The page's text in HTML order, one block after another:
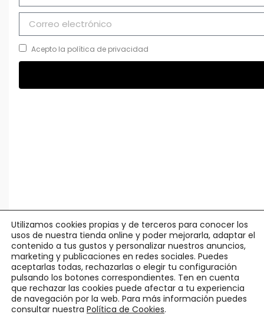
Acepto la política de privacidad
Utilizamos cookies propias y de terceros para conocer los
usos de nuestra tienda online y poder mejorarla, adaptar el
contenido a tus gustos y personalizar nuestros anuncios,
marketing y publicaciones en redes sociales. Puedes
aceptarlas todas, rechazarlas o elegir tu configuración
pulsando los botones correspondientes. Ten en cuenta
que rechazar las cookies puede afectar a tu experiencia
de navegación por la web. Para más información puedes
consultar nuestra Política de Cookies.